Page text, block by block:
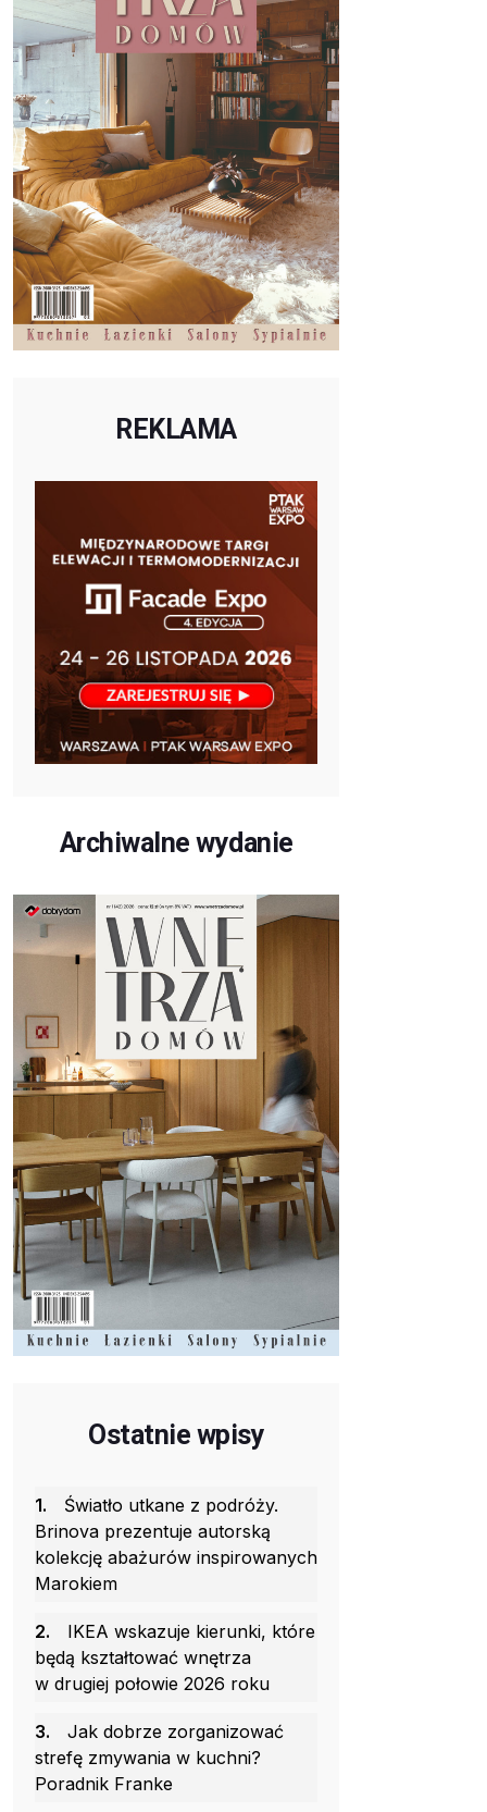
REKLAMA
Archiwalne wydanie
Ostatnie wpisy
1.
Światło utkane z podróży.
Brinova prezentuje autorską
kolekcję abażurów inspirowanych
Marokiem
2.
IKEA wskazuje kierunki, które
będą kształtować wnętrza
w drugiej połowie 2026 roku
3.
Jak dobrze zorganizować
strefę zmywania w kuchni?
Poradnik Franke